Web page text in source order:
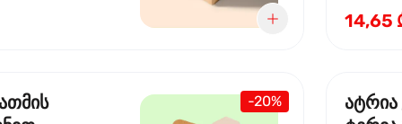
სოუსი, მწვანე ხახვი,
ნიორი)
14,65
-20%